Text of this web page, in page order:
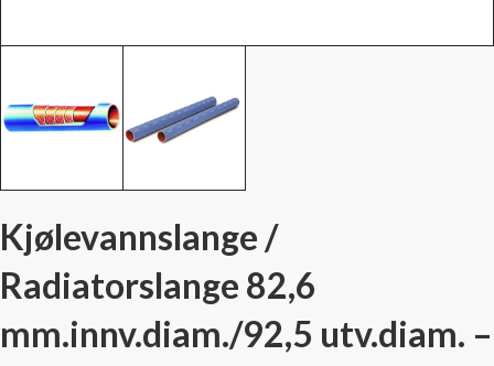
Kjølevannslange /
Radiatorslange 82,6
mm.innv.diam./92,5 utv.diam. –